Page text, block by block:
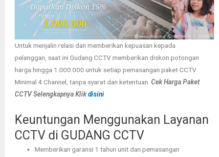
Untuk menjalin relasi dan memberikan kepuasan kepada
pelanggan, saat ini Gudang CCTV memberikan diskon potongan
harga hingga 1.000.000 untuk setiap pemasangan paket CCTV
Minimal 4 Channel, tanpa syarat dan ketentuan. Cek Harga Paket
CCTV Selengkapnya Klikdisini
Keuntungan Menggunakan Layanan
CCTV di GUDANG CCTV
Memberikan garansi 1 tahun unit dan pemasangan